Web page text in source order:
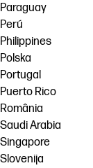
Paraguay
Perú
Philippines
Polska
Portugal
Puerto Rico
România
Saudi Arabia
Singapore
Slovenija